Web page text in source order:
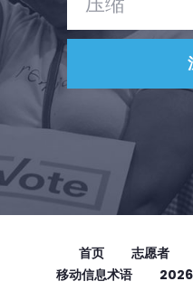
首页 志愿者
移动信息术语